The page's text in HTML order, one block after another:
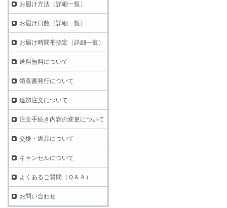
お届け方法（詳細一覧）
お届け日数（詳細一覧）
お届け時間帯指定（詳細一覧）
送料無料について
領収書発行について
追加注文について
注文手続き内容の変更について
交換・返品について
キャンセルについて
よくあるご質問（Ｑ＆Ａ）
お問い合わせ